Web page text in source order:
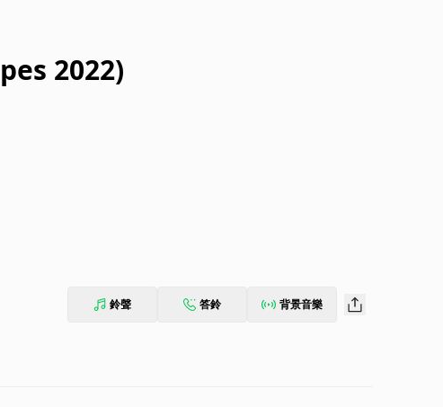
2022)
鈴聲 答鈴 背景音樂